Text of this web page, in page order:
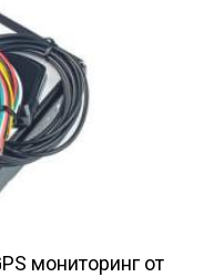
мониторинг от